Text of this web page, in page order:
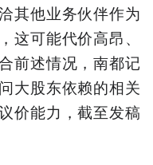
其他业务伙伴作为
这可能代价高昂、
前述情况，南都记
大股东依赖的相关
价能力，截至发稿